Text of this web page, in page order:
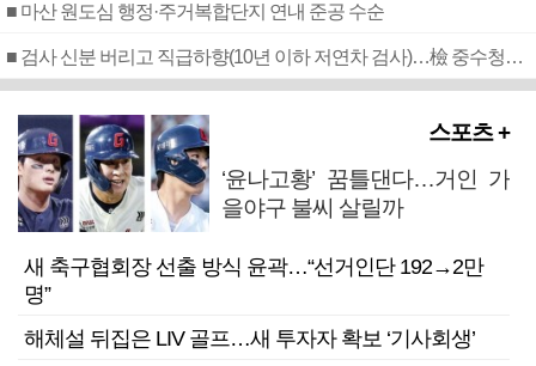
■ 마산 원도심 행정·주거복합단지 연내 준공 수순
■ 검사 신분 버리고 직급하향(10년 이하 저연차 검사)…檢 중수청행 기피
스포츠 +
‘윤나고황’ 꿈틀댄다…거인 가
을야구 불씨 살릴까
새 축구협회장 선출 방식 윤곽…“선거인단 192→2만
명”
해체설 뒤집은 LIV 골프…새 투자자 확보 ‘기사회생’